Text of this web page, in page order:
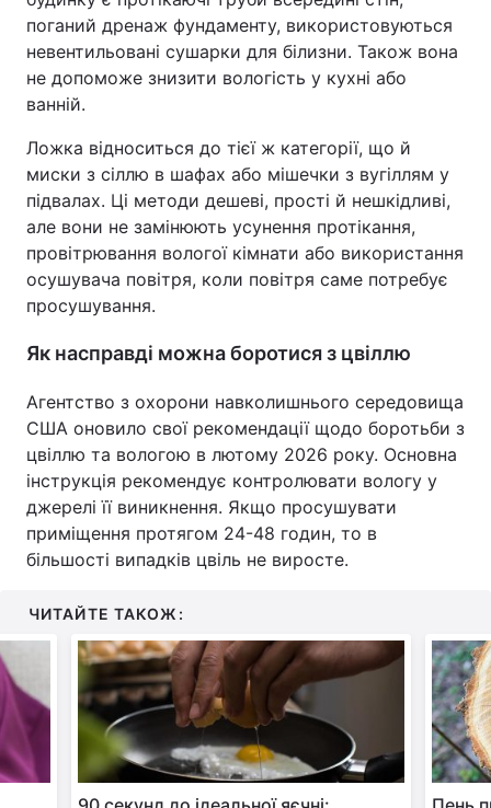
поганий дренаж фундаменту, використовуються
невентильовані сушарки для білизни. Також вона
не допоможе знизити вологість у кухні або
ванній.
Ложка відноситься до тієї ж категорії, що й
миски з сіллю в шафах або мішечки з вугіллям у
підвалах. Ці методи дешеві, прості й нешкідливі,
але вони не замінюють усунення протікання,
провітрювання вологої кімнати або використання
осушувача повітря, коли повітря саме потребує
просушування.
Як насправді можна боротися з цвіллю
Агентство з охорони навколишнього середовища
США оновило свої рекомендації щодо боротьби з
цвіллю та вологою в лютому 2026 року. Основна
інструкція рекомендує контролювати вологу у
джерелі її виникнення. Якщо просушувати
приміщення протягом 24-48 годин, то в
більшості випадків цвіль не виросте.
ЧИТАЙТЕ ТАКОЖ: